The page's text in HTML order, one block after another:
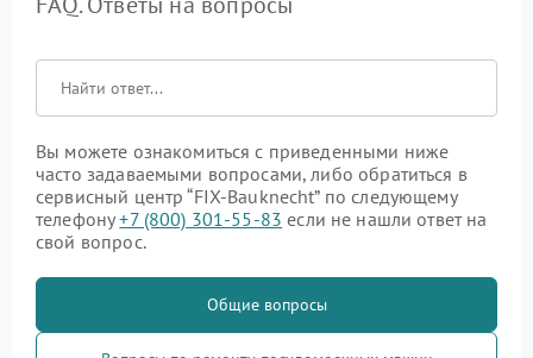
Вы можете ознакомиться с приведенными ниже
часто задаваемыми вопросами, либо обратиться в
сервисный центр “FIX-Bauknecht” по следующему
телефону+7 (800) 301-55-83 если не нашли ответ на
свой вопрос.
Общие вопросы